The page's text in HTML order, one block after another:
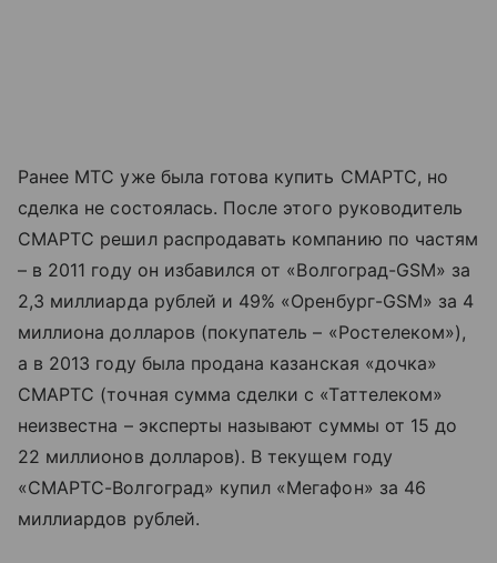
Ранее МТС уже была готова купить СМАРТС, но
сделка не состоялась. После этого руководитель
СМАРТС решил распродавать компанию по частям
– в 2011 году он избавился от «Волгоград-GSM» за
2,3 миллиарда рублей и 49% «Оренбург-GSM» за 4
миллиона долларов (покупатель – «Ростелеком»),
а в 2013 году была продана казанская «дочка»
СМАРТС (точная сумма сделки с «Таттелеком»
неизвестна – эксперты называют суммы от 15 до
22 миллионов долларов). В текущем году
«СМАРТС-Волгоград» купил «Мегафон» за 46
миллиардов рублей.